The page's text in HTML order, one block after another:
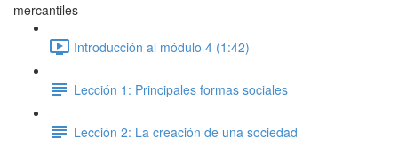
mercantiles
Introducción al módulo 4 (1:42)
Lección 1: Principales formas sociales
Lección 2: La creación de una sociedad